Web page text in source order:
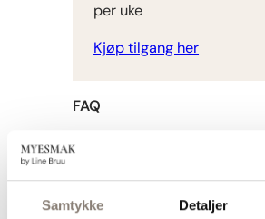
Samtykke Detaljer
per uke
Kjøp tilgang her
FAQ
Hva er kjøleskapsgrøt?
Kjøleskapsgrøt, også kalt
oats, lages ved å la
væske over natten slik at